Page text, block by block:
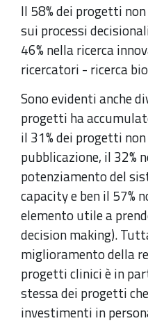
Il 58% dei progetti
sui processi
46% nella ricerca
ricercatori - ricerca
Sono evidenti anche
progetti ha
il 31% dei progetti
pubblicazione, il 32%
potenziamento del
capacity e ben il 57%
elemento utile a
decision making).
miglioramento della
progetti clinici è in
stessa dei progetti
investimenti in